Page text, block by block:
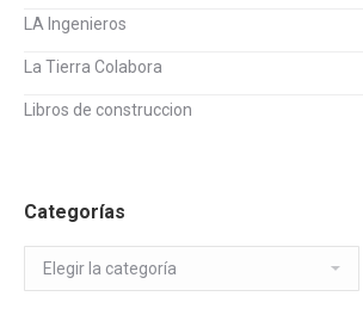
LA Ingenieros
La Tierra Colabora
Libros de construccion
Categorías
Categorías